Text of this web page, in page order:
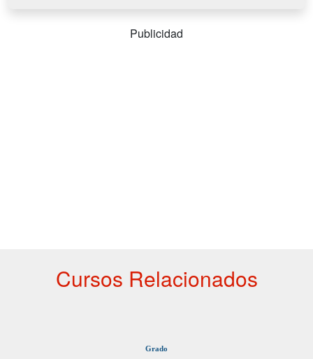
Publicidad
Cursos Relacionados
Grado